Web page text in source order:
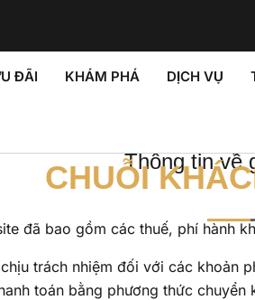
ĐÃI KHÁM PHÁ DỊCH VỤ
Thông tin về
CHUỖI
đã bao gồm các thuế, phí hành
trách nhiệm đối với các khoản
toán bằng phương thức chuyển